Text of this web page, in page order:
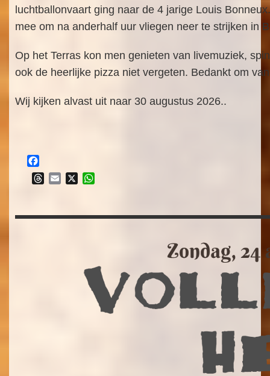
luchtballonvaart ging naar de 4 jarige Louis
mee om na anderhalf uur vliegen neer te strijken in
Op het Terras kon men genieten van livemuziek,
ook de heerlijke pizza niet vergeten. Bedankt om
Wij kijken alvast uit naar 30 augustus 2026..
Facebook
Threads
Email
X